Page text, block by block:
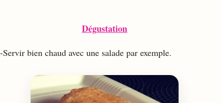
Dégustation
-Servir bien chaud avec une salade par exemple.